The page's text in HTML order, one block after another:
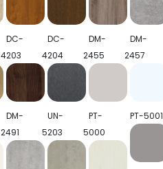
DC-
4203
DC-
4204
DM-
2455
DM-
2457
DM-
2491
UN-
5203
PT-
5000
PT-5001